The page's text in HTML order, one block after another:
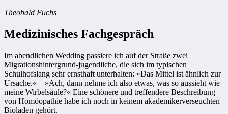
Theobald Fuchs
Medizinisches Fachgespräch
Im abendlichen Wedding passiere ich auf der Straße zwei
Migrationshintergrund-jugendliche, die sich im typischen
Schulhofslang sehr ernsthaft unterhalten: »Das Mittel ist ähnlich zur
Ursache.« – »Ach, dann nehme ich also etwas, was so aussieht wie
meine Wirbelsäule?« Eine schönere und treffendere Beschreibung
von Homöopathie habe ich noch in keinem akademikerverseuchten
Bioladen gehört.